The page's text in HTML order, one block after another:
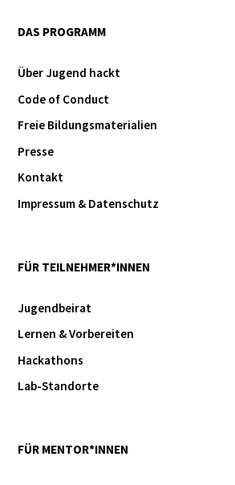
DAS PROGRAMM
Über Jugend hackt
Code of Conduct
Freie Bildungsmaterialien
Presse
Kontakt
Impressum & Datenschutz
FÜR TEILNEHMER*INNEN
Jugendbeirat
Lernen & Vorbereiten
Hackathons
Lab-Standorte
FÜR MENTOR*INNEN